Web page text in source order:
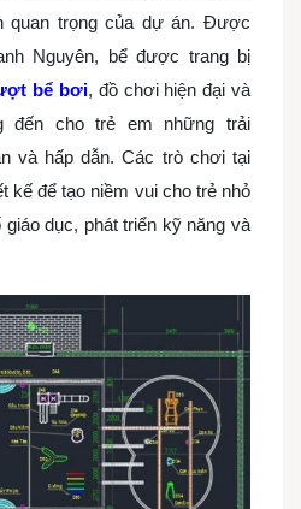
quan trọng của dự án. Được
Nguyên, bể được trang bị
bể bơi, đồ chơi hiện đại và
đến cho trẻ em những trải
và hấp dẫn. Các trò chơi tại
kế để tạo niềm vui cho trẻ nhỏ
dục, phát triển kỹ năng và